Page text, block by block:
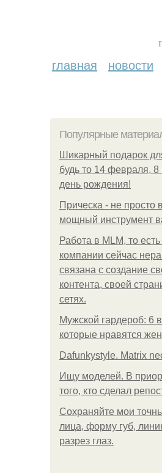
главная новости
Популярные
Шикарный подарок
будь то 14 февраля, 8
день рождения!
Прическа - не просто
мощный инструмент
Работа в MLM, то
компании сейчас
связана с создание
контента, своей
сетях.
Мужской гардероб: 6
которые нравятся
Dafunkystyle. Matrix
Ищу моделей. В
того, кто сделал
Сохраняйте мои
лица, форму губ,
разрез глаз.